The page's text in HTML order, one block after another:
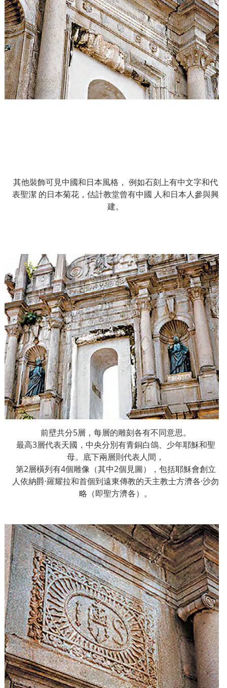
其他裝飾可見中國和日本風格， 例如石刻上有中文字和代
表聖潔 的日本菊花，估計教堂曾有中國 人和日本人參與興
建。
前壁共分5層，每層的雕刻各有不同意思。
最高3層代表天國，中央分別有青銅白鴿、少年耶穌和聖
母。底下兩層則代表人間，
第2層橫列有4個雕像（其中2個見圖），包括耶穌會創立
人依納爵·羅耀拉和首個到遠東傳教的天主教士方濟各·沙勿
略（即聖方濟各）。